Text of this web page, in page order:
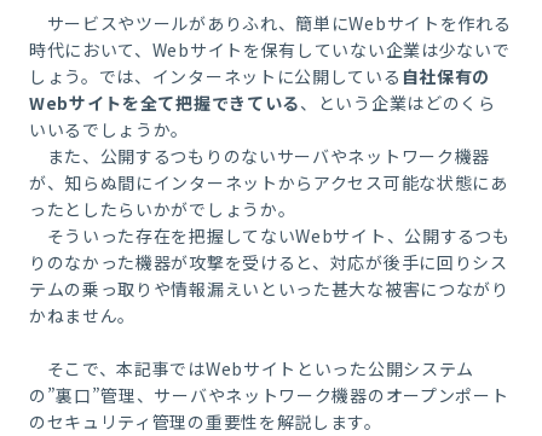
サービスやツールがありふれ、簡単にWebサイトを作れる
時代において、Webサイトを保有していない企業は少ないで
しょう。では、インターネットに公開している 自社保有の
Webサイトを全て把握できている、という企業はどのくら
いいるでしょうか。
また、公開するつもりのないサーバやネットワーク機器
が、知らぬ間にインターネットからアクセス可能な状態にあ
ったとしたらいかがでしょうか。
そういった存在を把握してないWebサイト、公開するつも
りのなかった機器が攻撃を受けると、対応が後手に回りシス
テムの乗っ取りや情報漏えいといった甚大な被害につながり
かねません。
そこで、本記事ではWebサイトといった公開システム
の”裏口”管理、サーバやネットワーク機器のオープンポート
のセキュリティ管理の重要性を解説します。